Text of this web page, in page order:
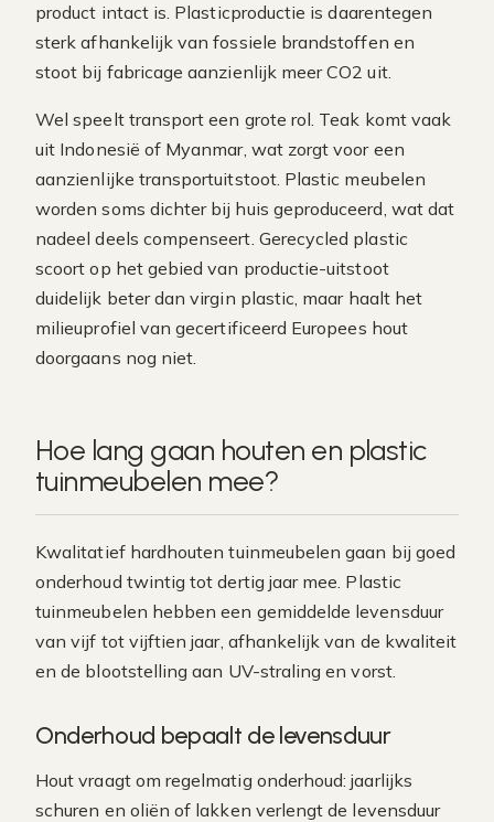
product intact is. Plasticproductie is daarentegen
sterk afhankelijk van fossiele brandstoffen en
stoot bij fabricage aanzienlijk meer CO2 uit.
Wel speelt transport een grote rol. Teak komt vaak
uit Indonesië of Myanmar, wat zorgt voor een
aanzienlijke transportuitstoot. Plastic meubelen
worden soms dichter bij huis geproduceerd, wat dat
nadeel deels compenseert. Gerecycled plastic
scoort op het gebied van productie-uitstoot
duidelijk beter dan virgin plastic, maar haalt het
milieuprofiel van gecertificeerd Europees hout
doorgaans nog niet.
Hoe lang gaan houten en plastic
tuinmeubelen mee?
Kwalitatief hardhouten tuinmeubelen gaan bij goed
onderhoud twintig tot dertig jaar mee. Plastic
tuinmeubelen hebben een gemiddelde levensduur
van vijf tot vijftien jaar, afhankelijk van de kwaliteit
en de blootstelling aan UV-straling en vorst.
Onderhoud bepaalt de levensduur
Hout vraagt om regelmatig onderhoud: jaarlijks
schuren en oliën of lakken verlengt de levensduur